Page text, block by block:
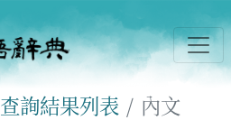
查詢結果列表 內文